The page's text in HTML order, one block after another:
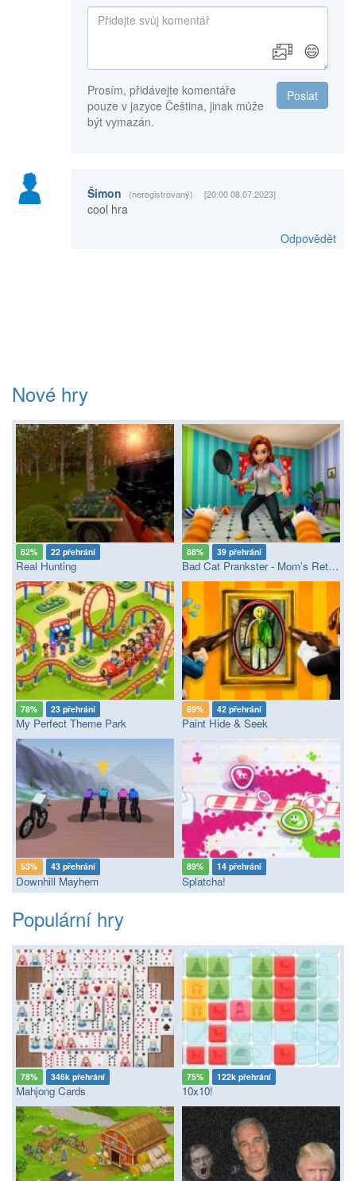
😄
Poslat
Prosím, přidávejte komentáře
pouze v jazyce Čeština, jinak může
být vymazán.
Šimon (neregistrovaný) [20:00 08.07.2023]
cool hra
Odpovědět
Nové hry
82% 22 přehrání
Real Hunting
88% 39 přehrání
Bad Cat Prankster - Mom’s Return
78% 23 přehrání
My Perfect Theme Park
69% 42 přehrání
Paint Hide & Seek
53% 43 přehrání
Downhill Mayhem
89% 14 přehrání
Splatcha!
Populární hry
78% 346k přehrání
Mahjong Cards
75% 122k přehrání
10x10!